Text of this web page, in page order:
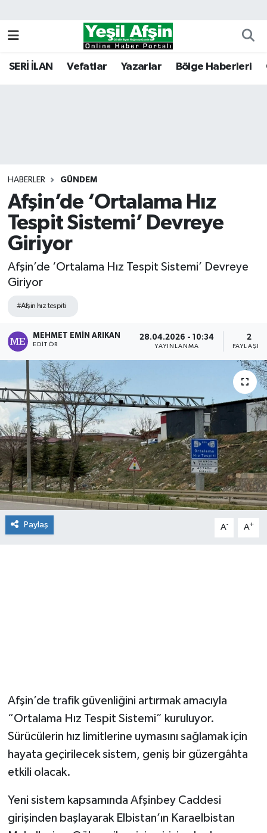
SERİ İLAN Vefatlar Yazarlar Bölge Haberleri
HABERLER GÜNDEM
Afşin’de ‘Ortalama Hız
Tespit Sistemi’ Devreye
Giriyor
Afşin’de ‘Ortalama Hız Tespit Sistemi’ Devreye
Giriyor
#Afşin hız tespiti
MEHMET EMIN ARIKAN
EDITÖR
28.04.2026 - 10:34
YAYINLANMA
2
PAYLAŞIM
Paylaş A- A+
Afşin’de trafik güvenliğini artırmak amacıyla
“Ortalama Hız Tespit Sistemi” kuruluyor.
Sürücülerin hız limitlerine uymasını sağlamak için
hayata geçirilecek sistem, geniş bir güzergâhta
etkili olacak.
Yeni sistem kapsamında Afşinbey Caddesi
girişinden başlayarak Elbistan’ın Karaelbistan
Kahramanmaraş Nöbetçi Eczaneler
Tüm Manşetler
Son Dakika Haberleri